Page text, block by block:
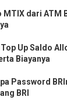
MTIX dari ATM
Up Saldo
Biayanya
Password
BRI